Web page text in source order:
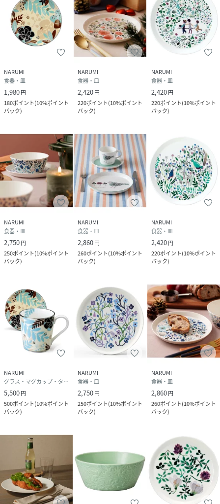
NARUMI
食器・皿
1,980円
180ポイント(10%ポイント
バック)
NARUMI
食器・皿
2,420円
220ポイント(10%ポイント
バック)
NARUMI
食器・皿
2,420円
220ポイント(10%ポイント
バック)
NARUMI
食器・皿
2,750円
250ポイント(10%ポイント
バック)
NARUMI
食器・皿
2,860円
260ポイント(10%ポイント
バック)
NARUMI
食器・皿
2,420円
220ポイント(10%ポイント
バック)
NARUMI
グラス・マグカップ・タンブラー
5,500円
500ポイント(10%ポイント
バック)
NARUMI
食器・皿
2,750円
250ポイント(10%ポイント
バック)
NARUMI
食器・皿
2,860円
260ポイント(10%ポイント
バック)